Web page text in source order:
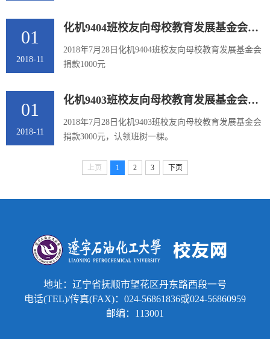
01
2018-11
化机9404班校友向母校教育发展基金会捐款1000元
2018年7月28日化机9404班校友向母校教育发展基金会
捐款1000元
01
2018-11
化机9403班校友向母校教育发展基金会捐款3000元
2018年7月28日化机9403班校友向母校教育发展基金会
捐款3000元，认领班树一棵。
上页 1 2 3 下页
地址：辽宁省抚顺市望花区丹东路西段一号
电话(TEL)/传真(FAX)：024-56861836或024-56860959
邮编：113001